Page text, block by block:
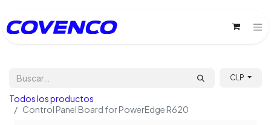
CLP
Todos los productos
Control Panel Board for PowerEdge R620